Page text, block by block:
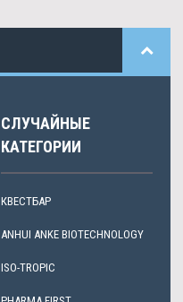
СЛУЧАЙНЫЕ
КАТЕГОРИИ
КВЕСТБАР
ANHUI ANKE BIOTECHNOLOGY
ISO-TROPIC